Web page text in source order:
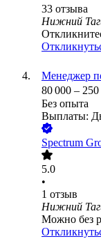
33 отзыва
Нижний
Менеджер
80 000 –
Без опыта
Выплаты:
Spectrum
5.0
•
1 отзыв
Нижний
Можно без